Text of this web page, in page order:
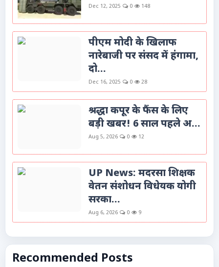
Dec 12, 2025 0 148
पीएम मोदी के खिलाफ
नारेबाजी पर संसद में हंगामा,
दो...
Dec 16, 2025 0 28
श्रद्धा कपूर के फैंस के लिए
बड़ी खबर! 6 साल पहले अ...
Aug 5, 2026 0 12
UP News: मदरसा शिक्षक
वेतन संशोधन विधेयक योगी
सरका...
Aug 6, 2026 0 9
Recommended Posts